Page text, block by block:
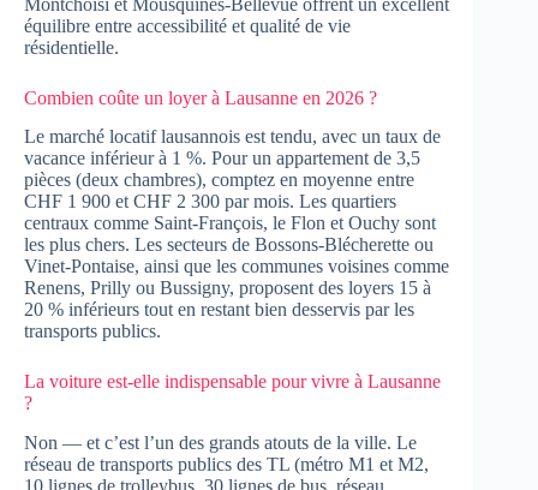
équilibre entre accessibilité et qualité de vie
résidentielle.
Combien coûte un loyer à Lausanne en 2026 ?
Le marché locatif lausannois est tendu, avec un taux de
vacance inférieur à 1 %. Pour un appartement de 3,5
pièces (deux chambres), comptez en moyenne entre
CHF 1 900 et CHF 2 300 par mois. Les quartiers
centraux comme Saint-François, le Flon et Ouchy sont
les plus chers. Les secteurs de Bossons-Blécherette ou
Vinet-Pontaise, ainsi que les communes voisines comme
Renens, Prilly ou Bussigny, proposent des loyers 15 à
20 % inférieurs tout en restant bien desservis par les
transports publics.
La voiture est-elle indispensable pour vivre à Lausanne
?
Non — et c’est l’un des grands atouts de la ville. Le
réseau de transports publics des TL (métro M1 et M2,